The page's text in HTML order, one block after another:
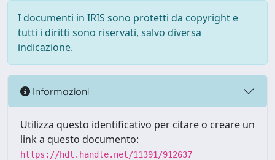
I documenti in IRIS sono protetti da copyright e
tutti i diritti sono riservati, salvo diversa
indicazione.
Informazioni
Utilizza questo identificativo per citare o creare un
link a questo documento:
https://hdl.handle.net/11391/912637